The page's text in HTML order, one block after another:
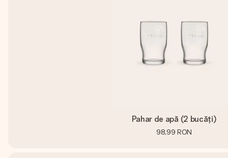
Pahar de apă (2 bucăți)
98,99 RON